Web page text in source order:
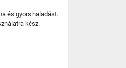
és gyors haladást.
kész.